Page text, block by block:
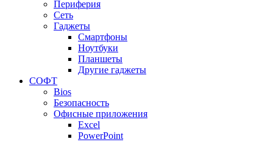
Периферия
Сеть
Гаджеты
Смартфоны
Ноутбуки
Планшеты
Другие гаджеты
СОФТ
Bios
Безопасность
Офисные приложения
Excel
PowerPoint